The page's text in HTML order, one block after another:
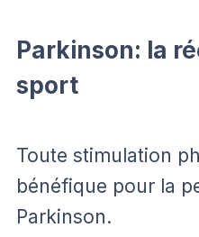
Parkinson: la
sport
Toute stimulation
bénéfique pour la
Parkinson.